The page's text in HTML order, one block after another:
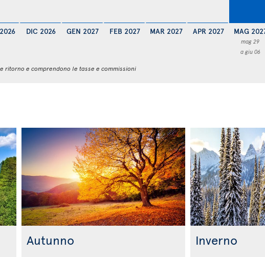
DIC 2026 GEN 2027 FEB 2027 MAR 2027 APR 2027 MAG
mag 29
a giu 06
ritorno e comprendono le tasse e commissioni
Autunno Inverno